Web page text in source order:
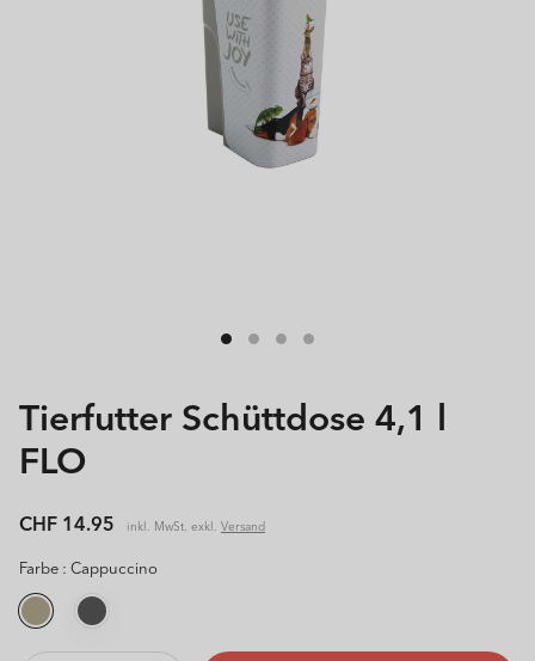
Tierfutter Schüttdose 4,1 l
FLO
Normaler
Preis
CHF 14.95 inkl. MwSt. exkl. Versand
Farbe : Cappuccino